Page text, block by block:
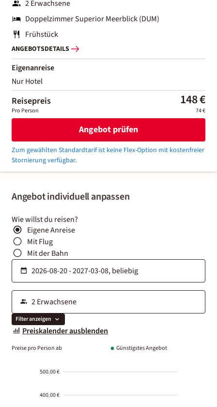
Angebot individuell anpassen
Wie willst du reisen?
Eigene Anreise
Mit Flug
Mit der Bahn
Filter anzeigen
Preiskalender ausblenden
Preise pro Person ab Günstigstes Angebot
500.00 €
400.00 €
2 Erwachsene
Doppelzimmer Superior Meerblick (DUM)
Frühstück
ANGEBOTSDETAILS
Eigenanreise
Nur Hotel
Reisepreis 148 €
Pro Person 74 €
Angebot prüfen
Zum gewählten Standardtarif ist keine Flex-Option mit kostenfreier
Stornierung verfügbar.